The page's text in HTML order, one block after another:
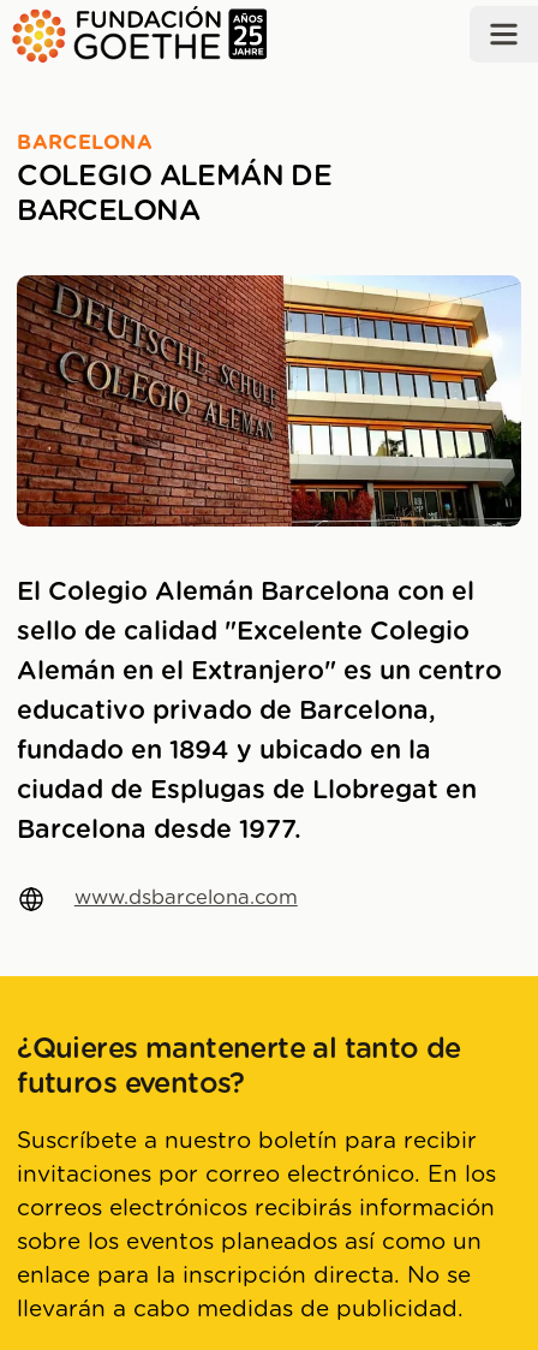
SALTAR AL CONTENIDO PRINCIPAL
BARCELONA
COLEGIO ALEMÁN DE
BARCELONA
El Colegio Alemán Barcelona con el
sello de calidad "Excelente Colegio
Alemán en el Extranjero" es un centro
educativo privado de Barcelona,
fundado en 1894 y ubicado en la
ciudad de Esplugas de Llobregat en
Barcelona desde 1977.
www.dsbarcelona.com
¿Quieres mantenerte al tanto de
futuros eventos?
Suscríbete a nuestro boletín para recibir
invitaciones por correo electrónico. En los
correos electrónicos recibirás información
sobre los eventos planeados así como un
enlace para la inscripción directa. No se
llevarán a cabo medidas de publicidad.